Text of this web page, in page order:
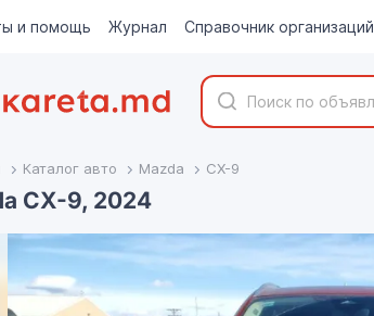
и помощь Журнал Справочник организаций
Каталог авто Mazda CX-9
CX-9, 2024